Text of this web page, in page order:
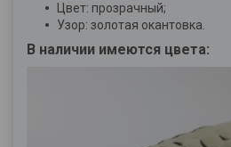
Цвет: прозрачный;
Узор: золотая окантовка.
В наличии имеются цвета: